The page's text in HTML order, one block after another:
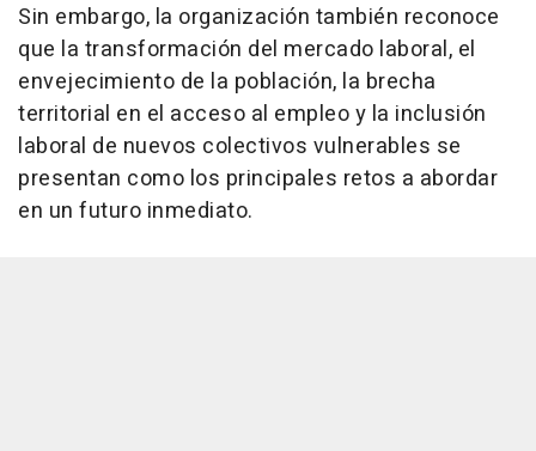
Sin embargo, la organización también reconoce
que la transformación del mercado laboral, el
envejecimiento de la población, la brecha
territorial en el acceso al empleo y la inclusión
laboral de nuevos colectivos vulnerables se
presentan como los principales retos a abordar
en un futuro inmediato.